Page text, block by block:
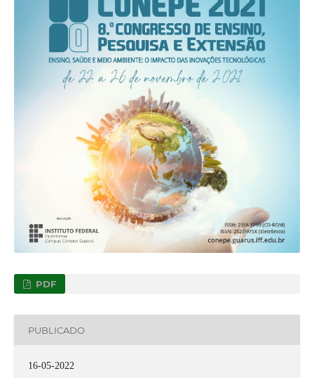
PDF
PUBLICADO
16-05-2022